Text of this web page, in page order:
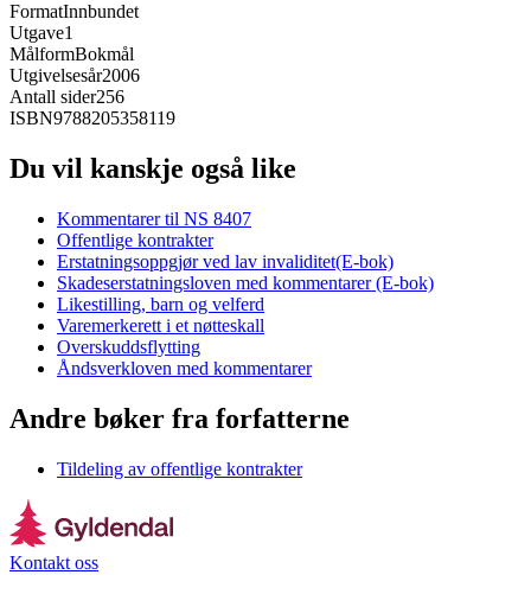
FormatInnbundet
Utgave1
MålformBokmål
Utgivelsesår2006
Antall sider256
ISBN9788205358119
Du vil kanskje også like
Kommentarer til NS 8407
Offentlige kontrakter
Erstatningsoppgjør ved lav invaliditet(E-bok)
Skadeserstatningsloven med kommentarer (E-bok)
Likestilling, barn og velferd
Varemerkerett i et nøtteskall
Overskuddsflytting
Åndsverkloven med kommentarer
Andre bøker fra forfatterne
Tildeling av offentlige kontrakter
Kontakt oss